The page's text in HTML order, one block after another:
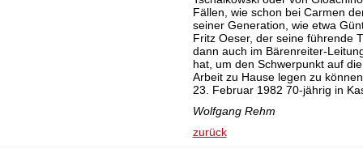
Fällen, wie schon bei Carmen
seiner Generation, wie etwa
Fritz Oeser, der seine führende
dann auch im Bärenreiter-
hat, um den Schwerpunkt auf
Arbeit zu Hause legen zu
23. Februar 1982 70-jährig in
Wolfgang Rehm
zurück